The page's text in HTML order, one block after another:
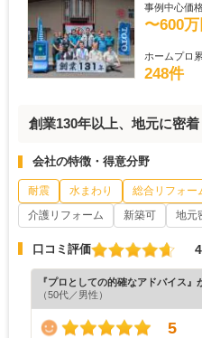
事例中心価
〜600万
ホームプロ
248件
創業130年以上、地元に密着
会社の特徴・得意分野
耐震 水まわり 総合リフォー
介護リフォーム
新築可 地元
口コミ評価
『プロとしての的確なアドバイス』
（50代／男性）
5